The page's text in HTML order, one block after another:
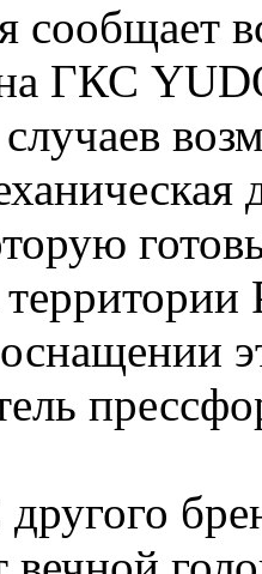
сообщает
ГКС